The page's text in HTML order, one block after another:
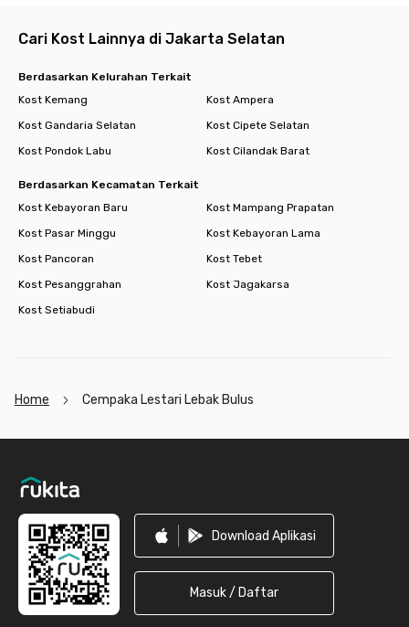
Cari Kost Lainnya di Jakarta Selatan
Berdasarkan Kelurahan Terkait
Kost Kemang
Kost Ampera
Kost Gandaria Selatan
Kost Cipete Selatan
Kost Pondok Labu
Kost Cilandak Barat
Berdasarkan Kecamatan Terkait
Kost Kebayoran Baru
Kost Mampang Prapatan
Kost Pasar Minggu
Kost Kebayoran Lama
Kost Pancoran
Kost Tebet
Kost Pesanggrahan
Kost Jagakarsa
Kost Setiabudi
Home Cempaka Lestari Lebak Bulus
Download Aplikasi
Masuk / Daftar